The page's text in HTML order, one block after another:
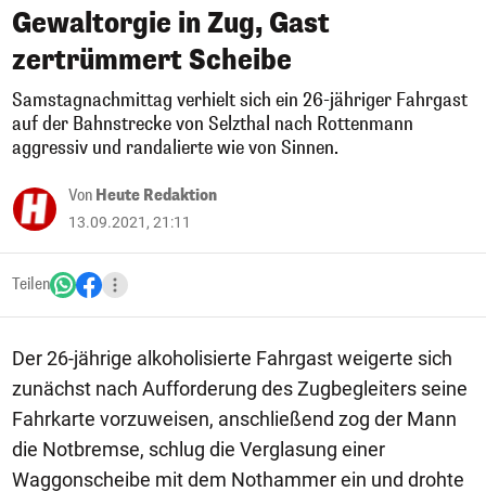
Gewaltorgie in Zug, Gast
zertrümmert Scheibe
Samstagnachmittag verhielt sich ein 26-jähriger Fahrgast
auf der Bahnstrecke von Selzthal nach Rottenmann
aggressiv und randalierte wie von Sinnen.
Von Heute Redaktion
13.09.2021, 21:11
Teilen
Der 26-jährige alkoholisierte Fahrgast weigerte sich
zunächst nach Aufforderung des Zugbegleiters seine
Fahrkarte vorzuweisen, anschließend zog der Mann
die Notbremse, schlug die Verglasung einer
Waggonscheibe mit dem Nothammer ein und drohte